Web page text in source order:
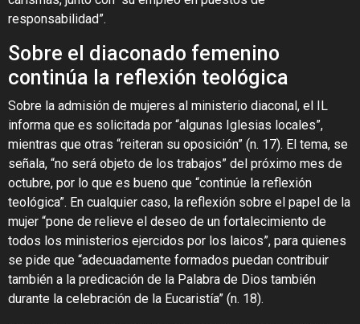
responsabilidad”.
Sobre el diaconado femenino
continúa la reflexión teológica
Sobre la admisión de mujeres al ministerio diaconal, el IL
informa que es solicitada por “algunas Iglesias locales”,
mientras que otras “reiteran su oposición” (n. 17). El tema, se
señala, “no será objeto de los trabajos” del próximo mes de
octubre, por lo que es bueno que “continúe la reflexión
teológica”. En cualquier caso, la reflexión sobre el papel de la
mujer “pone de relieve el deseo de un fortalecimiento de
todos los ministerios ejercidos por los laicos”, para quienes
se pide que “adecuadamente formados puedan contribuir
también a la predicación de la Palabra de Dios también
durante la celebración de la Eucaristía” (n. 18).